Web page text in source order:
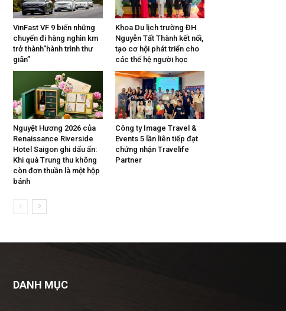
VinFast VF 9 biến những
chuyến đi hàng nghìn km
trở thành“hành trình thư
giãn”
Khoa Du lịch trường ĐH
Nguyễn Tất Thành kết nối,
tạo cơ hội phát triển cho
các thế hệ người học
Nguyệt Hương 2026 của
Renaissance Riverside
Hotel Saigon ghi dấu ấn:
Khi quà Trung thu không
còn đơn thuần là một hộp
bánh
Công ty Image Travel &
Events 5 lần liên tiếp đạt
chứng nhận Travelife
Partner
DANH MỤC